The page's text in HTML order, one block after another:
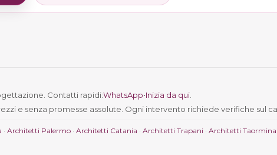
Contatti rapidi:WhatsApp•Inizia da qui
e senza promesse assolute. Ogni intervento richiede verifiche sul
· Architetti Palermo · Architetti Catania · Architetti Trapani · Architetti Taormina